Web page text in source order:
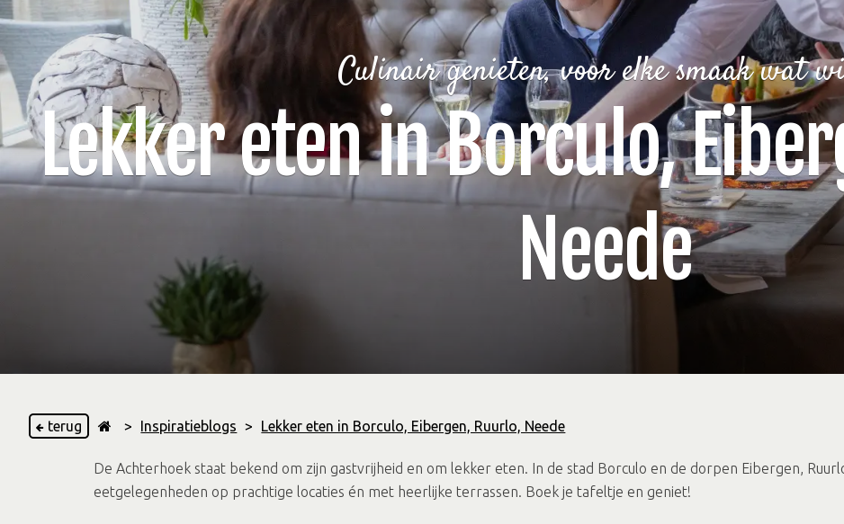
Culinair genieten, voor elke smaak wat
Lekker eten in Borculo,
Neede
terug > Inspiratieblogs > Lekker eten in Borculo, Eibergen, Ruurlo, Neede
De Achterhoek staat bekend om zijn gastvrijheid en om lekker eten. In de stad Borculo en de dorpen Eibergen,
eetgelegenheden op prachtige locaties én met heerlijke terrassen. Boek je tafeltje en geniet!